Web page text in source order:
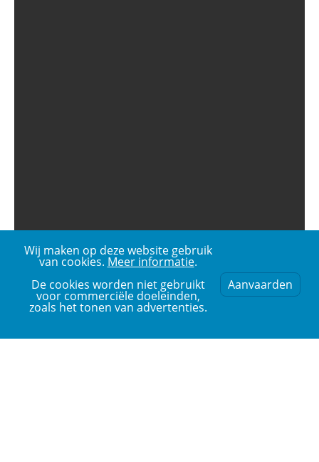
Wij maken op deze website gebruik
van cookies. Meer informatie.
De cookies worden niet gebruikt
voor commerciële doeleinden,
zoals het tonen van advertenties.
Aanvaarden